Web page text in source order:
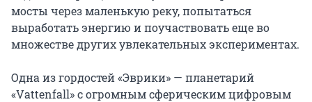
мосты через маленькую реку, попытаться
выработать энергию и поучаствовать еще во
множестве других увлекательных экспериментах.
Одна из гордостей «Эврики» — планетарий
«Vattenfall» с огромным сферическим цифровым